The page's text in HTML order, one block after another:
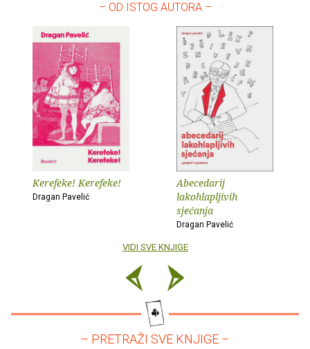
– OD ISTOG AUTORA –
Kerefeke! Kerefeke!
Dragan Pavelić
Abecedarij
lakohlapljivih
sjećanja
Dragan Pavelić
VIDI SVE KNJIGE
– PRETRAŽI SVE KNJIGE –